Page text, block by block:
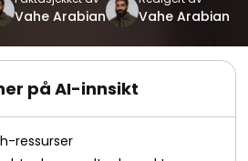
Vahe Arabian Vahe Arabian
på AI-innsikt
ressurser